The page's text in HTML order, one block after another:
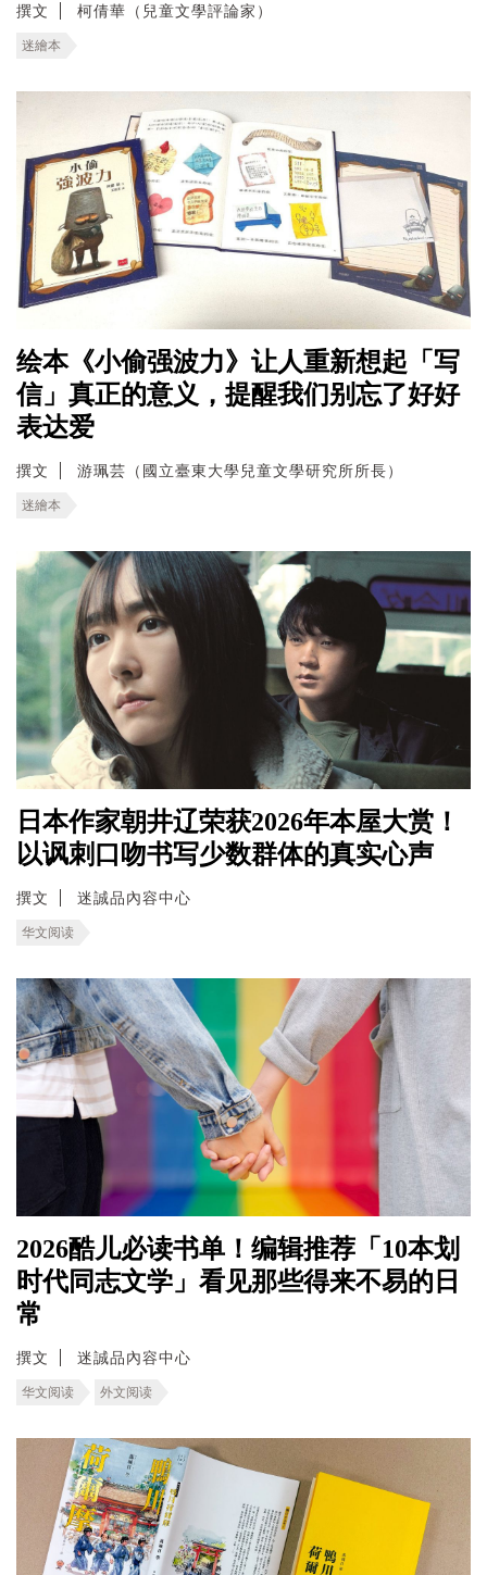
撰文 柯倩華（兒童文學評論家）
迷繪本
绘本《小偷强波力》让人重新想起「写
信」真正的意义，提醒我们别忘了好好
表达爱
撰文 游珮芸（國立臺東大學兒童文學研究所所長）
迷繪本
日本作家朝井辽荣获2026年本屋大赏！
以讽刺口吻书写少数群体的真实心声
撰文 迷誠品內容中心
华文阅读
2026酷儿必读书单！编辑推荐「10本划
时代同志文学」看见那些得来不易的日
常
撰文 迷誠品內容中心
华文阅读 外文阅读